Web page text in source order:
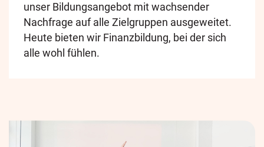
unser Bildungsangebot mit wachsender
Nachfrage auf alle Zielgruppen ausgeweitet.
Heute bieten wir Finanzbildung, bei der sich
alle wohl fühlen.